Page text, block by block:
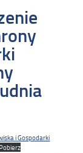
i Gospodarki
Pobierz